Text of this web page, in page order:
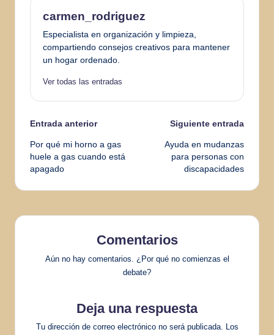
carmen_rodriguez
Especialista en organización y limpieza,
compartiendo consejos creativos para mantener
un hogar ordenado.
Ver todas las entradas
Navegación
de
entradas
Entrada anterior
Por qué mi horno a gas
huele a gas cuando está
apagado
Siguiente entrada
Ayuda en mudanzas
para personas con
discapacidades
Comentarios
Aún no hay comentarios. ¿Por qué no comienzas el
debate?
Deja una respuesta
Tu dirección de correo electrónico no será publicada. Los